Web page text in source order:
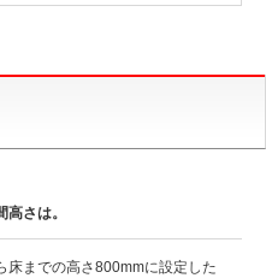
さは。
床までの高さ800mmに設定した